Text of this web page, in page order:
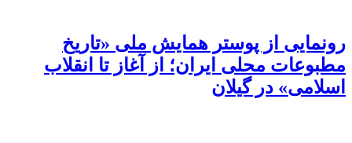
رونمایی از پوستر همایش ملی «تاریخ
مطبوعات محلی ایران؛ از آغاز تا انقلاب
اسلامی» در گیلان